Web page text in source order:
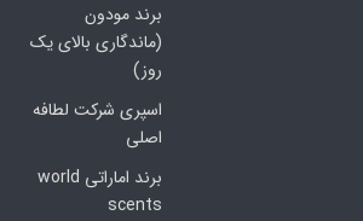
برند مودون
(ماندگاری بالای یک
روز)
اسپری شرکت لطافه
اصلی
برند اماراتی world
scents